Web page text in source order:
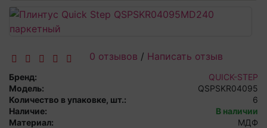
0 отзывов / Написать отзыв
Бренд:
QUICK-STEP
Модель:
QSPSKR04095
Количество в упаковке, шт.:
6
Наличие:
В наличии
Материал:
МДФ